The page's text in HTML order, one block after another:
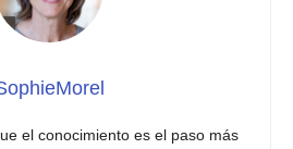
el conocimiento es el paso más